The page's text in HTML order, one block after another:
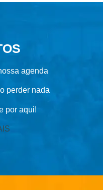
agenda
perder nada
por aqui!